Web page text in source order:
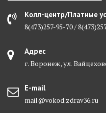
Колл-центр/Платные
8(473)257-95-70 /
Адрес
г. Воронеж, ул.
E-mail
mail@vokod.zdrav36.ru